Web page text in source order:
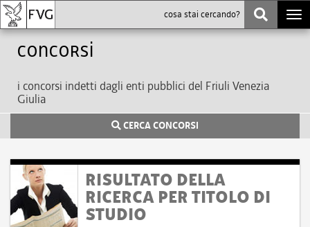
Concorsi
i concorsi indetti dagli enti pubblici del Friuli Venezia
Giulia
CERCA CONCORSI
RISULTATO DELLA
RICERCA PER TITOLO DI
STUDIO